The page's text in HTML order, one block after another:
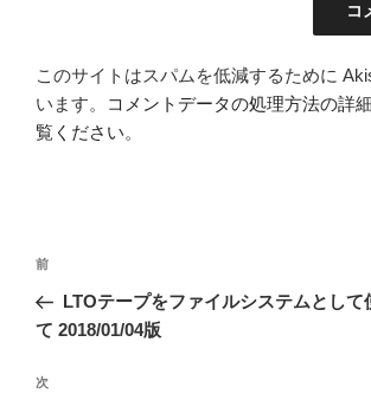
このサイトはスパムを低減するために
います。
コメントデータの処理方法の詳
覧ください。
投
ナ
ゲ
前
の
投
前
LTOテープをファイルシステムとして
て 2018/01/04版
次
次